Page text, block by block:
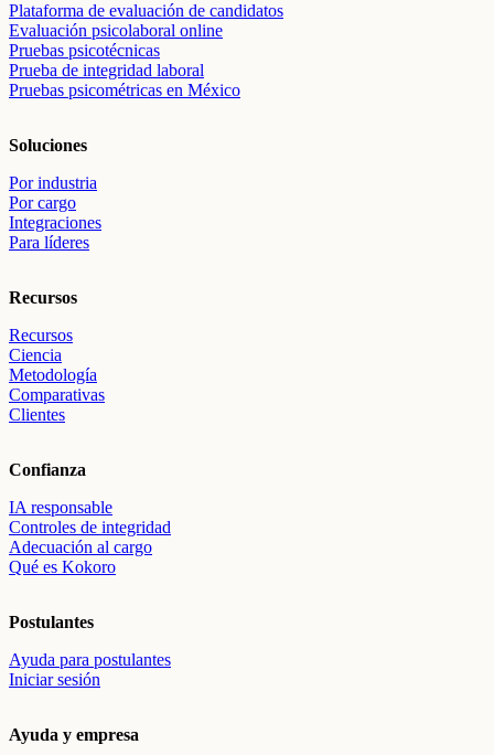
Plataforma de evaluación de candidatos
Evaluación psicolaboral online
Pruebas psicotécnicas
Prueba de integridad laboral
Pruebas psicométricas en México
Soluciones
Por industria
Por cargo
Integraciones
Para líderes
Recursos
Recursos
Ciencia
Metodología
Comparativas
Clientes
Confianza
IA responsable
Controles de integridad
Adecuación al cargo
Qué es Kokoro
Postulantes
Ayuda para postulantes
Iniciar sesión
Ayuda y empresa